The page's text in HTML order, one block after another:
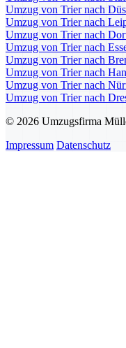
Umzug von Trier nach
Umzug von Trier nach
Umzug von Trier nach
Umzug von Trier nach
Umzug von Trier nach
Umzug von Trier nach
Umzug von Trier nach
Umzug von Trier nach
© 2026 Umzugsfirma
Impressum Datenschutz